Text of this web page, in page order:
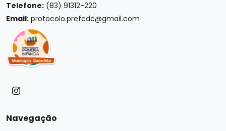
Telefone: (83) 91312-220
Email: protocolo.prefcdc@gmail.com
Navegação